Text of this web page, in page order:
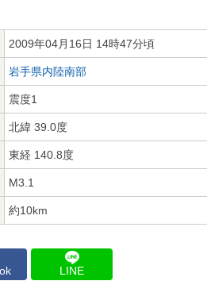
2009年04月16日 14時47分頃
岩手県内陸南部
震度1
北緯 39.0度
東経 140.8度
M3.1
約10km
LINE